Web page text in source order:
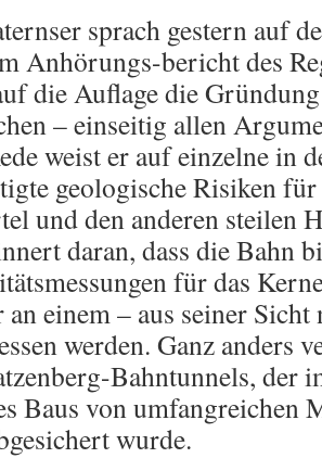
sprach gestern auf
Anhörungs-bericht des
die Auflage die
– einseitig allen
weist er auf einzelne in
geologische Risiken
und den anderen steilen
daran, dass die Bahn
für das
einem – aus seiner
werden. Ganz anders
Bahntunnels, der
Baus von umfangreichen
wurde.